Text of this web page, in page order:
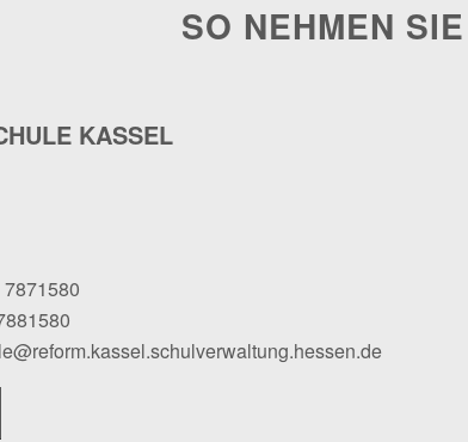
SO NEHMEN
KASSEL